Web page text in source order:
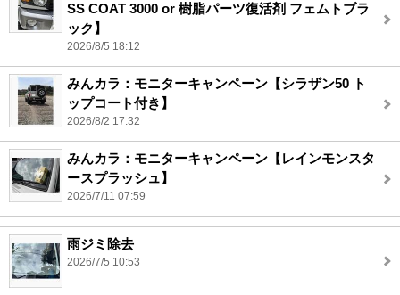
SS COAT 3000 or 樹脂パーツ復活剤 フェムトブラ
ック】
2026/8/5 18:12
みんカラ：モニターキャンペーン【シラザン50 ト
ップコート付き】
2026/8/2 17:32
みんカラ：モニターキャンペーン【レインモンスタ
ースプラッシュ】
2026/7/11 07:59
雨ジミ除去
2026/7/5 10:53